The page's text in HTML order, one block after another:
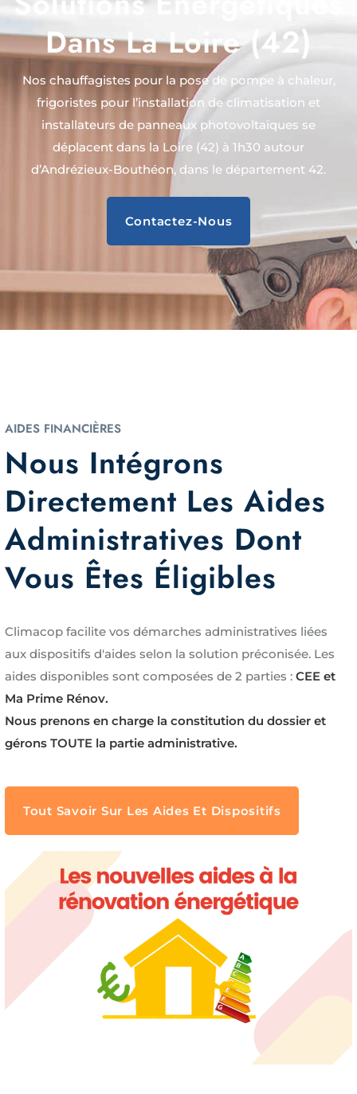
Dans La Loire (42)
Nos chauffagistes pour la pose de pompe à chaleur,
frigoristes pour l’installation de climatisation et
installateurs de panneaux photovoltaïques se
déplacent dans la Loire (42) à 1h30 autour
d’Andrézieux-Bouthéon, dans le département 42.
Contactez-Nous
AIDES FINANCIÈRES
Nous Intégrons
Directement Les Aides
Administratives Dont
Vous Êtes Éligibles
Climacop facilite vos démarches administratives liées
aux dispositifs d'aides selon la solution préconisée. Les
aides disponibles sont composées de 2 parties :CEE et
Ma Prime Rénov.
Nous prenons en charge la constitution du dossier et
gérons TOUTE la partie administrative.
Tout Savoir Sur Les Aides Et Dispositifs